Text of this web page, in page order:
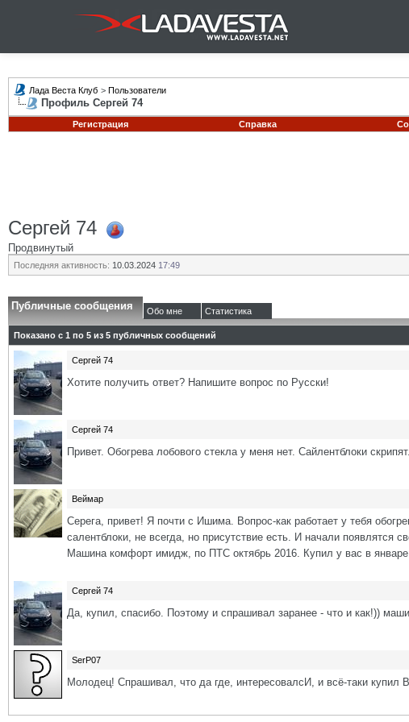
Лада Веста Клуб > Пользователи
Профиль Сергей 74
Регистрация
Справка
Сергей 74
Продвинутый
Последняя активность: 10.03.2024 17:49
Публичные сообщения Обо мне Статистика
Показано с 1 по 5 из 5 публичных сообщений
Сергей 74
Хотите получить ответ? Напишите вопрос по Русски!
Сергей 74
Привет. Обогрева лобового стекла у меня нет. Сайлентблоки
Веймар
Серега, привет! Я почти с Ишима. Вопрос-как работает у тебя
салентблоки, не всегда, но присутствие есть. И начали появлятся
Машина комфорт имидж, по ПТС октябрь 2016. Купил у вас в
Сергей 74
Да, купил, спасибо. Поэтому и спрашивал заранее - что и как!))
SerP07
Молодец! Спрашивал, что да где, интересовалсИ, и всё-таки